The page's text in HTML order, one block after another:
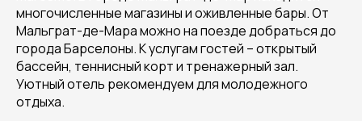
многочисленные магазины и оживленные бары. От
Мальграт-де-Мара можно на поезде добраться до
города Барселоны. К услугам гостей – открытый
бассейн, теннисный корт и тренажерный зал.
Уютный отель рекомендуем для молодежного
отдыха.